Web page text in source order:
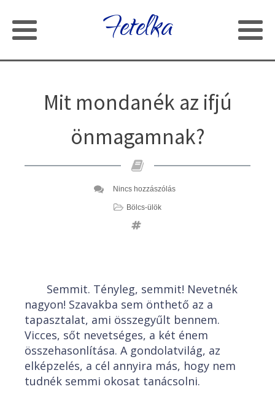
Fetelka
Mit mondanék az ifjú
önmagamnak?
Nincs hozzászólás
Bölcs-ülök
Semmit. Tényleg, semmit! Nevetnék
nagyon! Szavakba sem önthető az a
tapasztalat, ami összegyűlt bennem.
Vicces, sőt nevetséges, a két énem
összehasonlítása. A gondolatvilág, az
elképzelés, a cél annyira más, hogy nem
tudnék semmi okosat tanácsolni.